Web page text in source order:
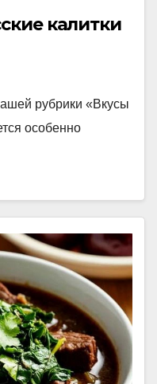
калитки
рубрики «Вкусы
особенно